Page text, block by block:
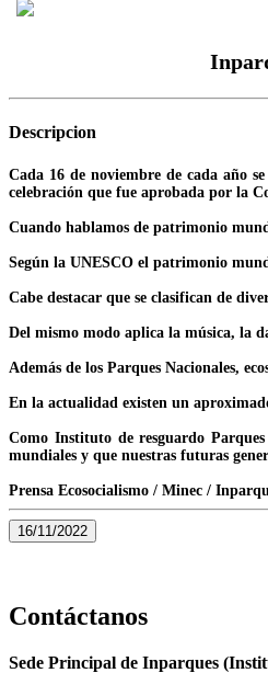
Descripcion
Cada 16 de noviembre de cada año
celebración que fue aprobada por la
Cuando hablamos de patrimonio
Según la UNESCO el patrimonio
Cabe destacar que se clasifican de
Del mismo modo aplica la música, la
Además de los Parques Nacionales,
En la actualidad existen un
Como Instituto de resguardo
mundiales y que nuestras futuras
Prensa Ecosocialismo / Minec /
16/11/2022
Contáctanos
Sede Principal de Inparques